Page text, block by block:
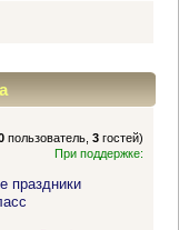
пользователь,3 гостей)
При поддержке:
праздники